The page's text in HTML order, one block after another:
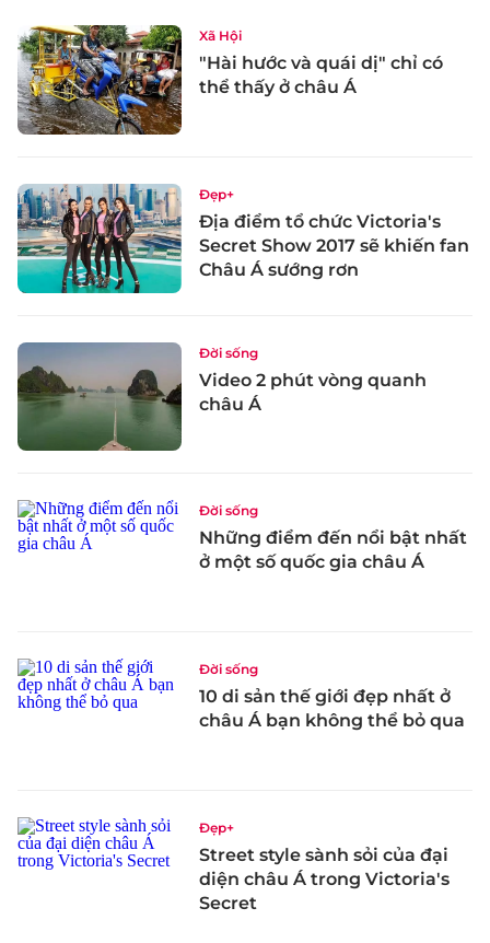
Xã Hội
"Hài hước và quái dị" chỉ có
thể thấy ở châu Á
Đẹp+
Địa điểm tổ chức Victoria's
Secret Show 2017 sẽ khiến fan
Châu Á sướng rơn
Đời sống
Video 2 phút vòng quanh
châu Á
Đời sống
Những điểm đến nổi bật nhất
ở một số quốc gia châu Á
Đời sống
10 di sản thế giới đẹp nhất ở
châu Á bạn không thể bỏ qua
Đẹp+
Street style sành sỏi của đại
diện châu Á trong Victoria's
Secret